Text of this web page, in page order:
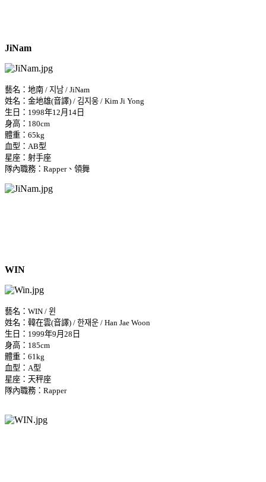
JiNam
藝名：地南 / 지남 / JiNam
姓名：金地雄(音譯) / 김지웅 / Kim Ji Yong
生日：1998年12月14日
身高：180cm
體重：65kg
血型：AB型
星座：射手座
隊內職務：Rapper、領舞
WIN
藝名：WIN / 윈
姓名：韓在雲(音譯) / 한재운 / Han Jae Woon
生日：1999年9月28日
身高：185cm
體重：61kg
血型：A型
星座：天秤座
隊內職務：Rapper